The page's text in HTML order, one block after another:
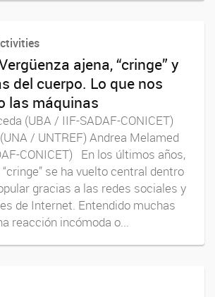
ajena, “cringe” y
del cuerpo. Lo que nos
las máquinas
(UBA / IIF-SADAF-CONICET)
/ UNTREF) Andrea Melamed
CONICET) En los últimos años,
se ha vuelto central dentro
gracias a las redes sociales y
de Internet. Entendido muchas
reacción incómoda o...